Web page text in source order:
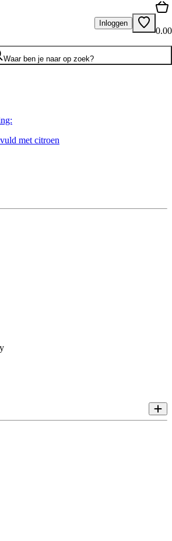
Inloggen
0.00
Waar ben je naar op zoek?
met citroen